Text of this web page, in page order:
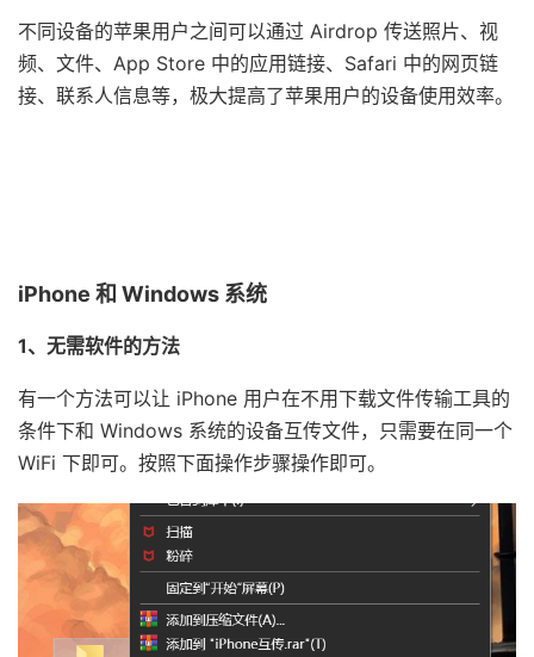
不同设备的苹果用户之间可以通过 Airdrop 传送照片、视
频、文件、App Store 中的应用链接、Safari 中的网页链
接、联系人信息等，极大提高了苹果用户的设备使用效率。
iPhone 和 Windows 系统
1、无需软件的方法
有一个方法可以让 iPhone 用户在不用下载文件传输工具的
条件下和 Windows 系统的设备互传文件，只需要在同一个
WiFi 下即可。按照下面操作步骤操作即可。